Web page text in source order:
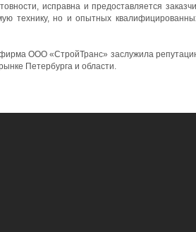
исправна и предоставляется
технику, но и опытных
ООО «СтройТранс» заслужила
Петербурга и области.